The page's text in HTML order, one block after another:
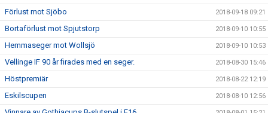
Förlust mot Sjöbo 2018-09-18 09:21
Bortaförlust mot Spjutstorp 2018-09-10 10:55
Hemmaseger mot Wollsjö 2018-09-10 10:53
Vellinge IF 90 år firades med en seger. 2018-08-30 15:46
Höstpremiär 2018-08-22 12:19
Eskilscupen 2018-08-10 12:56